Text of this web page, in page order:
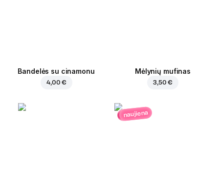
Bandelės su cinamonu
4,00 €
Mėlynių mufinas
3,50 €
naujiena